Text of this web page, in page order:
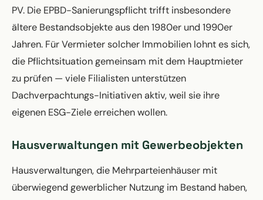
PV. Die EPBD-Sanierungspflicht trifft insbesondere
ältere Bestandsobjekte aus den 1980er und 1990er
Jahren. Für Vermieter solcher Immobilien lohnt es sich,
die Pflichtsituation gemeinsam mit dem Hauptmieter
zu prüfen — viele Filialisten unterstützen
Dachverpachtungs-Initiativen aktiv, weil sie ihre
eigenen ESG-Ziele erreichen wollen.
Hausverwaltungen mit Gewerbeobjekten
Hausverwaltungen, die Mehrparteienhäuser mit
überwiegend gewerblicher Nutzung im Bestand haben,